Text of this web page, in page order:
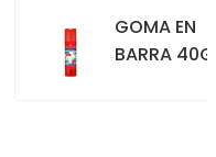
GOMA EN
BARRA